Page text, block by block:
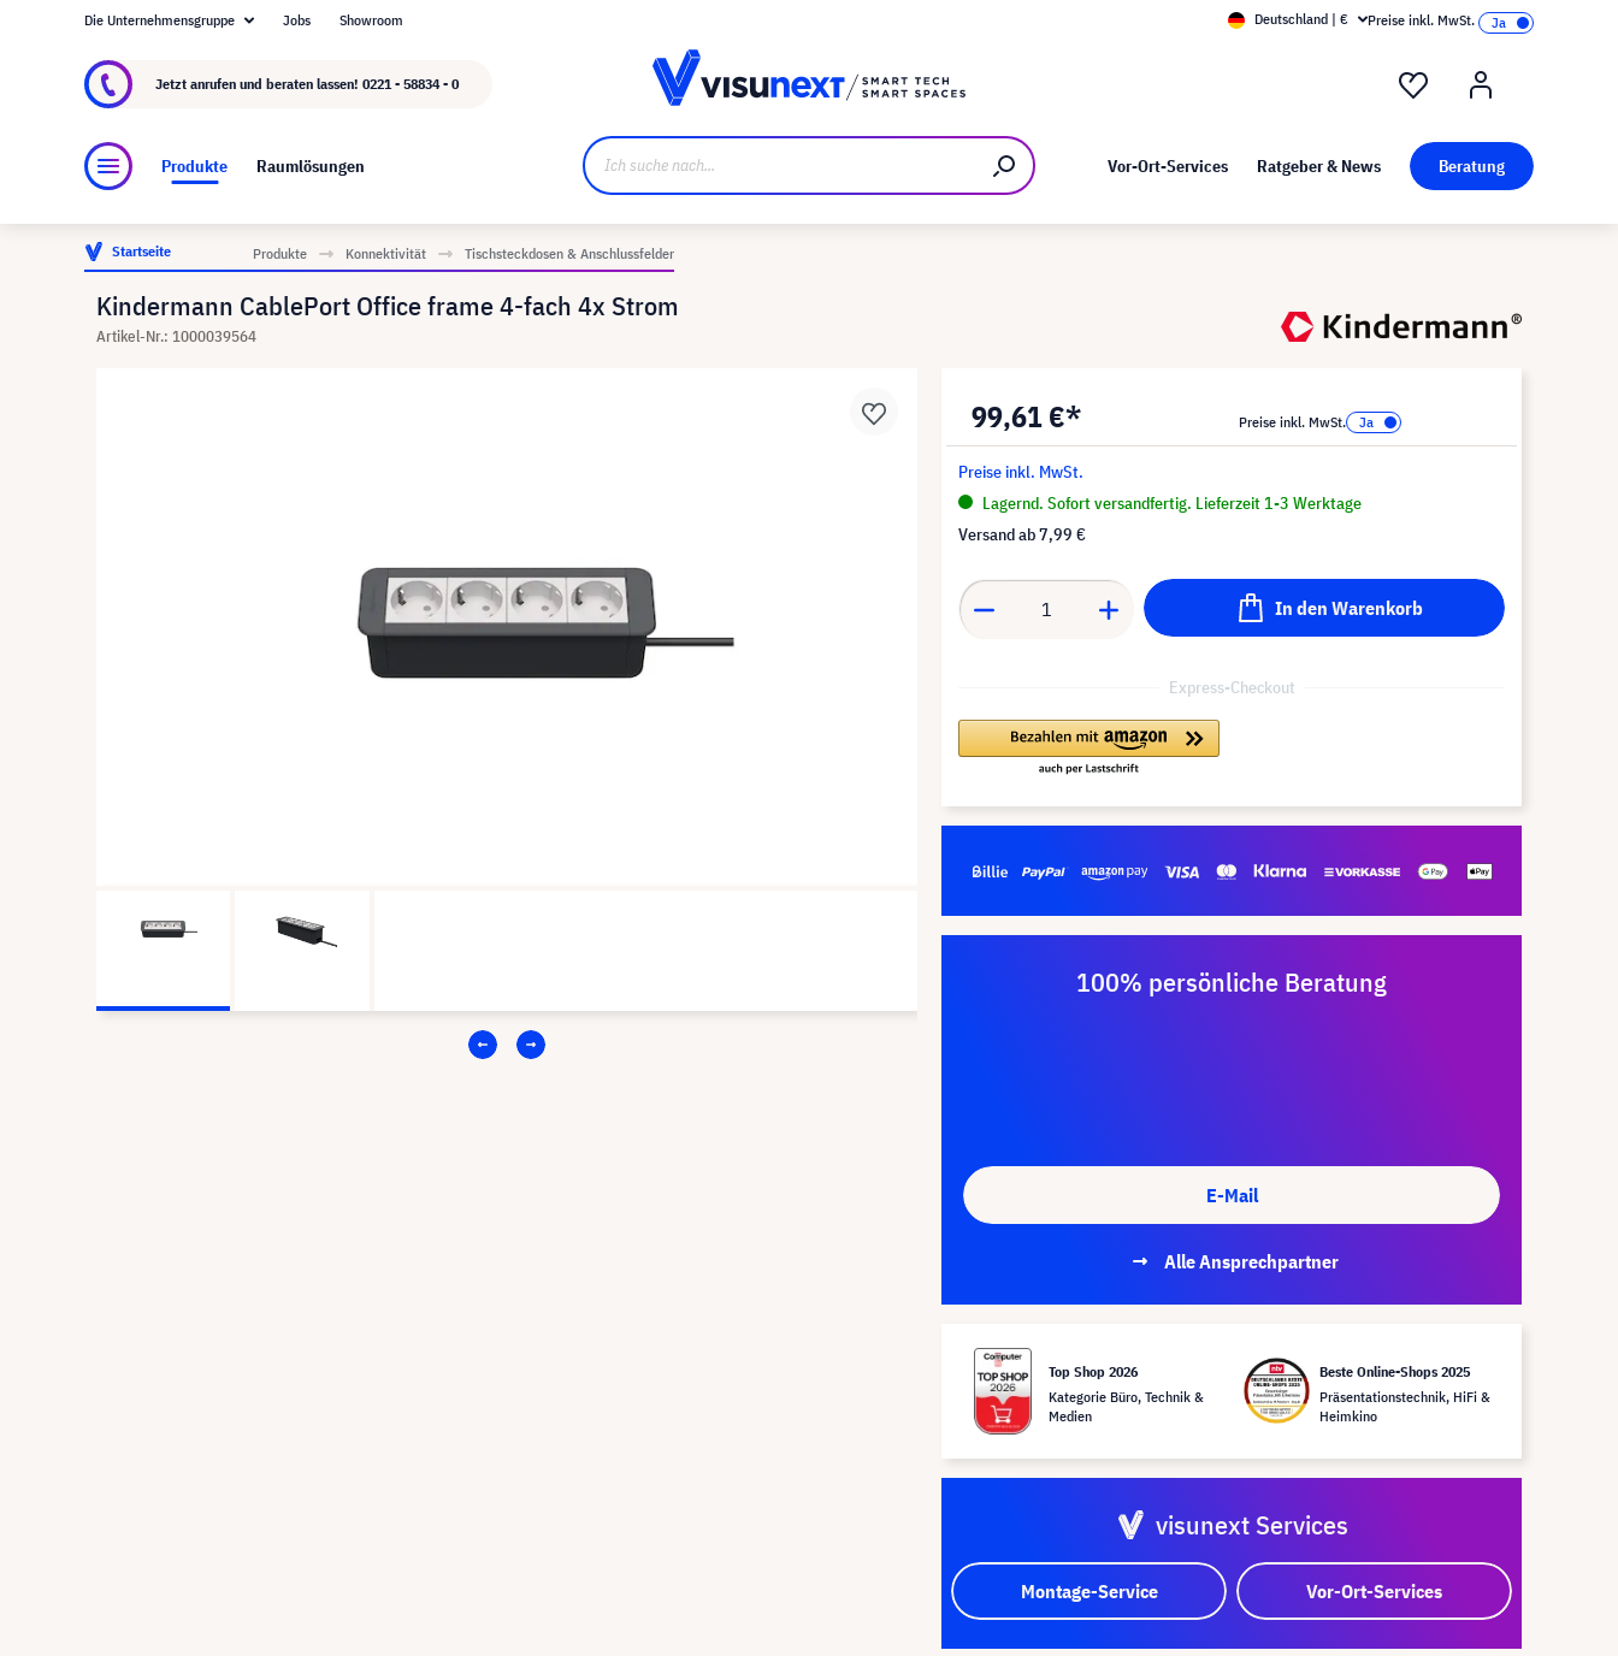
Über visunext.de Kunst bei visunext
Die Unternehmensgruppe Jobs Showroom Deutschland | € Preise inkl. MwSt.
Jetzt anrufen und beraten lassen! 0221 - 58834 - 0
Produkte Raumlösungen Vor-Ort-Services Ratgeber & News Beratung
Startseite Produkte Konnektivität Tischsteckdosen & Anschlussfelder
Kindermann CablePort Office frame 4-fach 4x Strom
Artikel-Nr.: 1000039564
99,61 €* Preise inkl. MwSt.
Preise inkl. MwSt.
Lagernd. Sofort versandfertig. Lieferzeit 1-3 Werktage
Versand ab7,99 €
In den Warenkorb
Express-Checkout
100% persönliche Beratung
E-Mail
Alle Ansprechpartner
Top Shop 2026
Kategorie Büro, Technik &
Medien
Beste Online-Shops 2025
Präsentationstechnik, HiFi &
Heimkino
visunext Services
Montage-Service Vor-Ort-Services